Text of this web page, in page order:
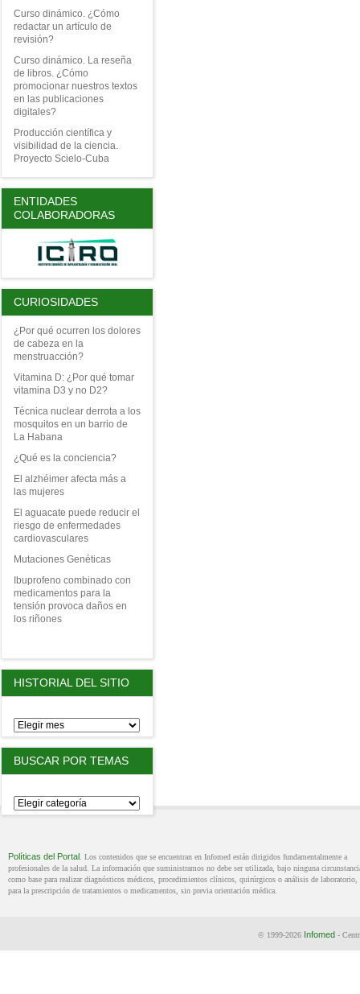
Curso dinámico. ¿Cómo
redactar un artículo de
revisión?
Curso dinámico. La reseña
de libros. ¿Cómo
promocionar nuestros textos
en las publicaciones
digitales?
Producción científica y
visibilidad de la ciencia.
Proyecto Scielo-Cuba
ENTIDADES
COLABORADORAS
CURIOSIDADES
¿Por qué ocurren los dolores
de cabeza en la
menstruacción?
Vitamina D: ¿Por qué tomar
vitamina D3 y no D2?
Técnica nuclear derrota a los
mosquitos en un barrio de
La Habana
¿Qué es la conciencia?
El alzhéimer afecta más a
las mujeres
El aguacate puede reducir el
riesgo de enfermedades
cardiovasculares
Mutaciones Genéticas
Ibuprofeno combinado con
medicamentos para la
tensión provoca daños en
los riñones
HISTORIAL DEL SITIO
BUSCAR POR TEMAS
Políticas del Portal . Los contenidos que se encuentran en Infomed están dirigidos fundamentalmente a
profesionales de la salud. La información que suministramos no debe ser utilizada, bajo ninguna
como base para realizar diagnósticos médicos, procedimientos clínicos, quirúrgicos o análisis de laboratorio,
para la prescripción de tratamientos o medicamentos, sin previa orientación médica.
© 1999-2026 Infomed -